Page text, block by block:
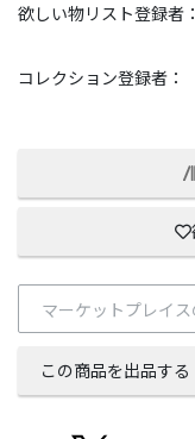
欲しい物リスト登録者：
コレクション登録者：
マーケットプレイ
この商品を出品する